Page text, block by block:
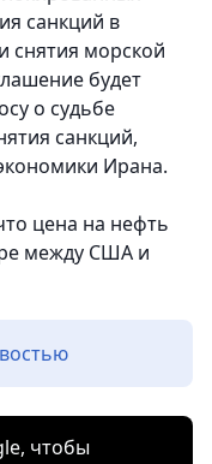
санкций в
снятия морской
будет
о судьбе
санкций,
Ирана.
цена на нефть
между США и
чтобы